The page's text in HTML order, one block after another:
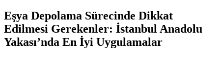
Eşya Depolama Sürecinde Dikkat
Edilmesi Gerekenler: İstanbul Anadolu
Yakası’nda En İyi Uygulamalar